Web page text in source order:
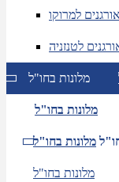
למרוקו
לטנזניה
מלונות בחו"ל
מלונות בחו"ל
מלונות בחו"ל
מלונות בחו"ל